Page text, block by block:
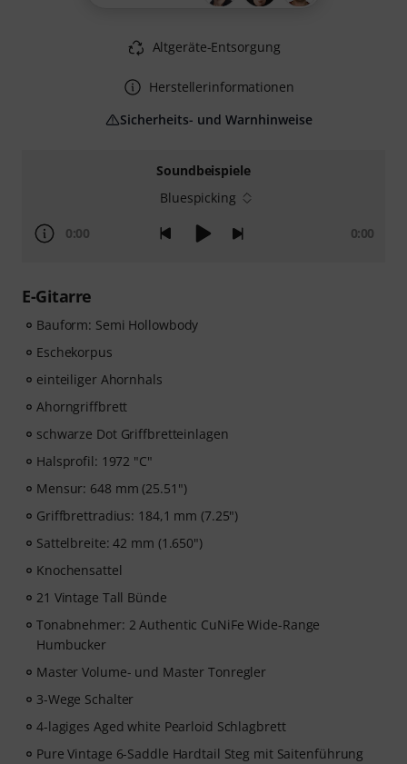
Soundbeispiele
Bluespicking
0:00 0:00
E-Gitarre
Bauform: Semi Hollowbody
Eschekorpus
einteiliger Ahornhals
Ahorngriffbrett
schwarze Dot Griffbretteinlagen
Halsprofil: 1972 "C"
Mensur: 648 mm (25.51")
Griffbrettradius: 184,1 mm (7.25")
Sattelbreite: 42 mm (1.650")
Knochensattel
21 Vintage Tall Bünde
Tonabnehmer: 2 Authentic CuNiFe Wide-Range
Humbucker
Master Volume- und Master Tonregler
3-Wege Schalter
4-lagiges Aged white Pearloid Schlagbrett
Pure Vintage 6-Saddle Hardtail Steg mit Saitenführung
Altgeräte-Entsorgung
Herstellerinformationen
Sicherheits- und Warnhinweise